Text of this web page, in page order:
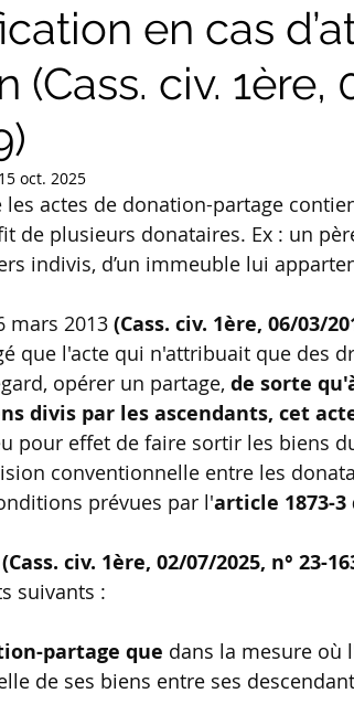
en cas
(Cass. civ.
15 oct. 2025
actes de donation-partage
de plusieurs donataires. Ex : un
indivis, d’un immeuble lui
mars 2013 (Cass. civ. 1ère, 06/03/
que l'acte qui n'attribuait que des
opérer un partage, de sorte
divis par les ascendants, cet
pour effet de faire sortir les biens
conventionnelle entre les
prévues par l'article 1873-
(Cass. civ. 1ère, 02/07/2025, n° 23-
suivants :
partage que dans la mesure où
de ses biens entre ses